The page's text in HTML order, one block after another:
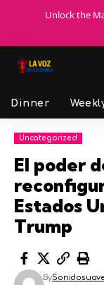
Unlock the
Dinner
Uncategorized
El poder
Estados
Trump
By